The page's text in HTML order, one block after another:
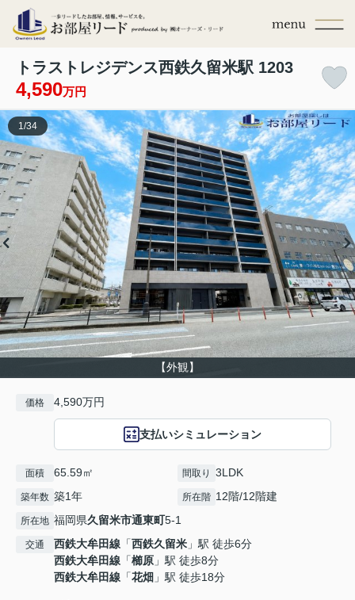
トラストレジデンス西鉄久留米駅 1203
4,590万円
【外観】
1 /34
価格 4,590万円
支払いシミュレーション
面積 65.59㎡ 間取り 3LDK
築年数 築1年 所在階 12階/12階建
所在地 福岡県久留米市通東町5-1
交通 西鉄大牟田線 「西鉄久留米 」駅 徒歩6分
西鉄大牟田線 「櫛原 」駅 徒歩8分
西鉄大牟田線 「花畑 」駅 徒歩18分